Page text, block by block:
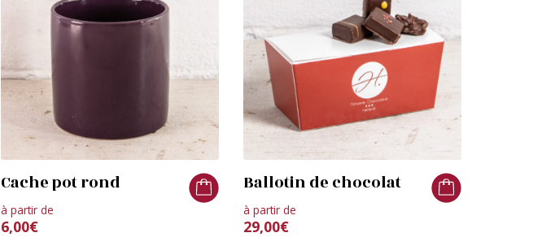
Cache pot rond
à partir de
6,00€
Ballotin de chocolat
à partir de
29,00€